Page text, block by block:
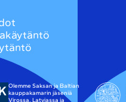
Olemme Saksan ja Baltian
kauppakamarin jäseniä
Virossa, Latviassa ja